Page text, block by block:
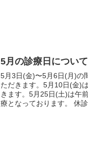
5月の診療日について
5月3日(金)〜5月6日(月)の
ただきます。5月10日(金)
きます。5月25日(土)は午
療となっております。